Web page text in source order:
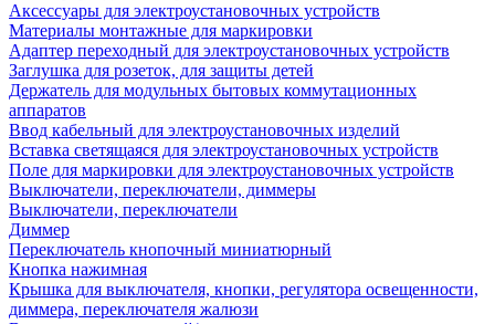
Аксессуары для электроустановочных устройств
Материалы монтажные для маркировки
Адаптер переходный для электроустановочных устройств
Заглушка для розеток, для защиты детей
Держатель для модульных бытовых коммутационных
аппаратов
Ввод кабельный для электроустановочных изделий
Вставка светящаяся для электроустановочных устройств
Поле для маркировки для электроустановочных устройств
Выключатели, переключатели, диммеры
Выключатели, переключатели
Диммер
Переключатель кнопочный миниатюрный
Кнопка нажимная
Крышка для выключателя, кнопки, регулятора освещенности,
диммера, переключателя жалюзи